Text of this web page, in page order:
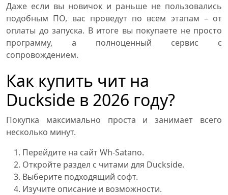
Даже если вы новичок и раньше не пользовались
подобным ПО, вас проведут по всем этапам – от
оплаты до запуска. В итоге вы покупаете не просто
программу, а полноценный сервис с
сопровождением.
Как купить чит на
Duckside в 2026 году?
Покупка максимально проста и занимает всего
несколько минут.
Перейдите на сайт Wh-Satano.
Откройте раздел с читами для Duckside.
Выберите подходящий софт.
Изучите описание и возможности.